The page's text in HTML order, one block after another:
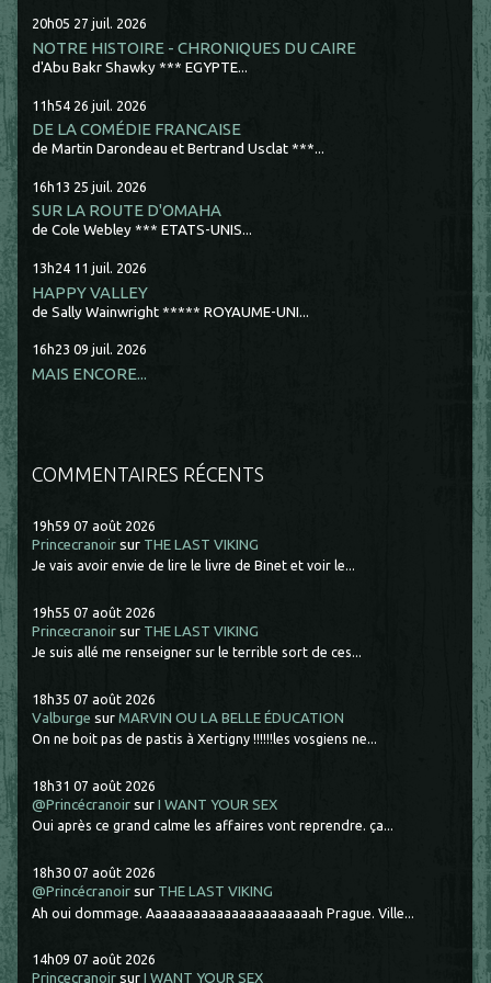
20h05 27 juil. 2026
NOTRE HISTOIRE - CHRONIQUES DU CAIRE
d'Abu Bakr Shawky *** EGYPTE...
11h54 26 juil. 2026
DE LA COMÉDIE FRANCAISE
de Martin Darondeau et Bertrand Usclat ***...
16h13 25 juil. 2026
SUR LA ROUTE D'OMAHA
de Cole Webley *** ETATS-UNIS...
13h24 11 juil. 2026
HAPPY VALLEY
de Sally Wainwright ***** ROYAUME-UNI...
16h23 09 juil. 2026
MAIS ENCORE...
COMMENTAIRES RÉCENTS
19h59 07 août 2026
Princecranoir sur THE LAST VIKING
Je vais avoir envie de lire le livre de Binet et voir le...
19h55 07 août 2026
Princecranoir sur THE LAST VIKING
Je suis allé me renseigner sur le terrible sort de ces...
18h35 07 août 2026
Valburge surMARVIN OU LA BELLE ÉDUCATION
On ne boit pas de pastis à Xertigny !!!!!!les vosgiens ne...
18h31 07 août 2026
@Princécranoir surI WANT YOUR SEX
Oui après ce grand calme les affaires vont reprendre. ça...
18h30 07 août 2026
@Princécranoir sur THE LAST VIKING
Ah oui dommage. Aaaaaaaaaaaaaaaaaaaaaah Prague. Ville...
14h09 07 août 2026
Princecranoir surI WANT YOUR SEX